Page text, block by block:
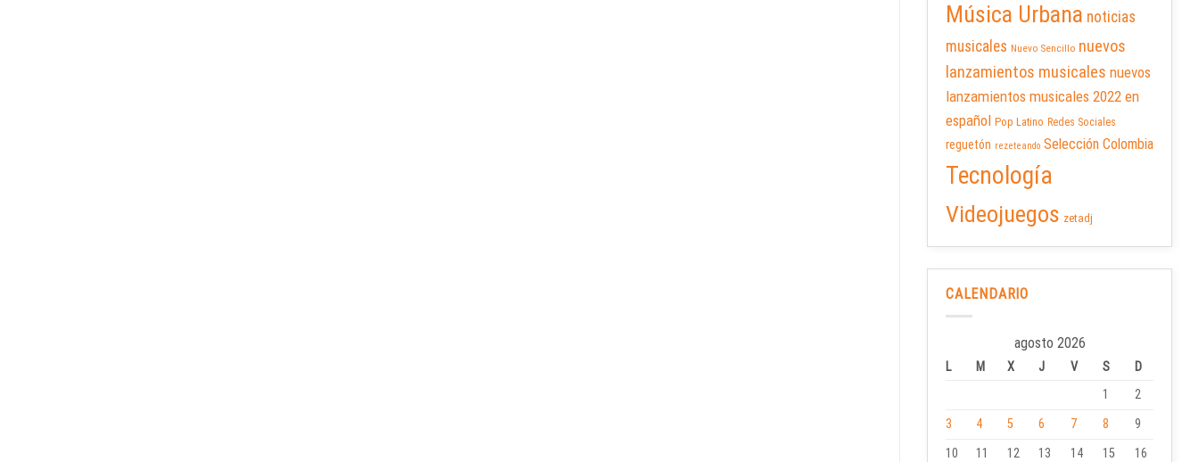
Música Urbana noticias
musicales Nuevo Sencillo nuevos
lanzamientos musicales nuevos
lanzamientos musicales 2022 en
español Pop Latino Redes Sociales
reguetón rezeteando Selección Colombia
Tecnología
Videojuegos zetadj
CALENDARIO
agosto 2026
L M X J V S
D
1
2
3
4 5 6 7 8
9
10
11 12 13 14 15
16